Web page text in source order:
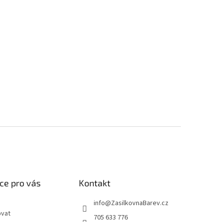
pro vás Kontakt
info@ZasilkovnaBarev.cz
705 633 776